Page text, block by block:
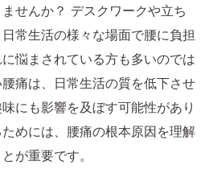
せんか？ デスクワークや立ち
常生活の様々な場面で腰に負担
悩まされている方も多いのでは
痛は、日常生活の質を低下させ
にも影響を及ぼす可能性があり
めには、腰痛の根本原因を理解
が重要です。